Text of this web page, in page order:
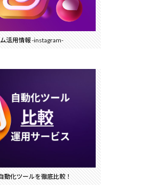
活用情報 -instagram-
動化ツールを徹底比較！